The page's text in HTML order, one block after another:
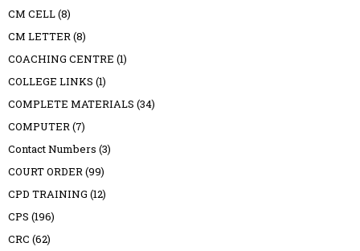
CM CELL(8)
CM LETTER(8)
COACHING CENTRE (1)
COLLEGE LINKS (1)
COMPLETE MATERIALS (34)
COMPUTER(7)
Contact Numbers (3)
COURT ORDER(99)
CPD TRAINING (12)
CPS (196)
CRC (62)